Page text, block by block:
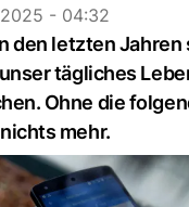
- 04:32
den letzten Jahren
tägliches
Ohne die
mehr.